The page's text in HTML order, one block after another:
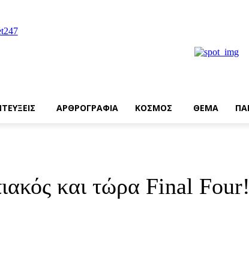
ΑΡΘΡΟΓΡΑΦΙΑ ΚΟΣΜΟΣ ΘΕΜΑ
και τώρα Final Four!